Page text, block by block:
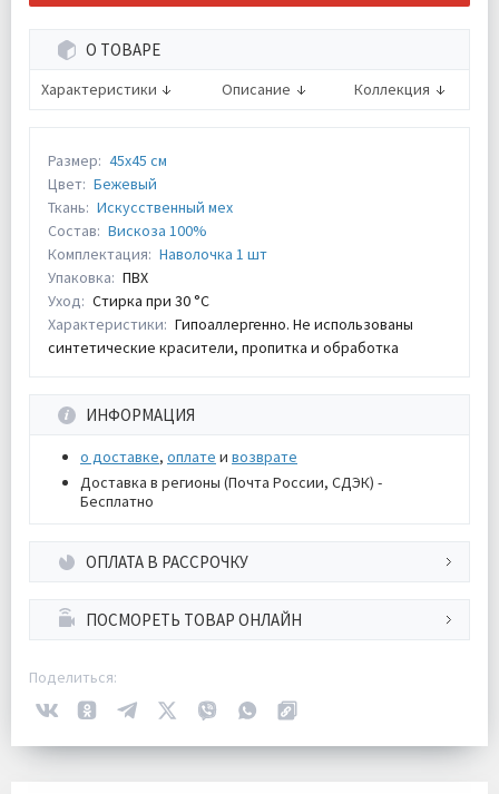
О ТОВАРЕ
Характеристики Описание Коллекция
Размер: 45х45 см
Цвет: Бежевый
Ткань: Искусcтвенный мех
Состав: Вискоза 100%
Комплектация: Наволочка 1 шт
Упаковка: ПВХ
Уход: Стирка при 30 °С
Характеристики: Гипоаллергенно. Не использованы
синтетические красители, пропитка и обработка
ИНФОРМАЦИЯ
о доставке, оплате и возврате
Доставка в регионы (Почта России, СДЭК) -
Бесплатно
ОПЛАТА В РАССРОЧКУ
ПОСМОРЕТЬ ТОВАР ОНЛАЙН
Поделиться: